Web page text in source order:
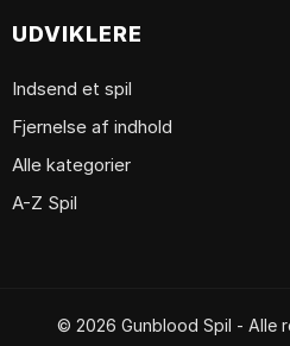
UDVIKLERE
Indsend et spil
Fjernelse af indhold
Alle kategorier
A-Z Spil
© 2026 Gunblood Spil - Alle